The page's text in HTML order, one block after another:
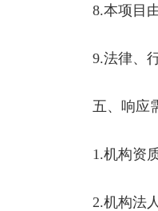
8.本项目由
9.法律、行
五、响应
1.机构资质
2.机构法人